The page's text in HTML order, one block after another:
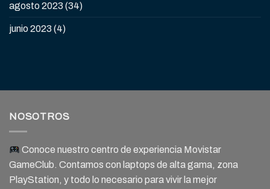
agosto 2023 (34)
junio 2023 (4)
NOSOTROS
Conoce nuestro centro de experiencia Movistar
GameClub. Contamos con laptops de alta gama, zona
PlayStation, y todo lo necesario para vivir la mejor